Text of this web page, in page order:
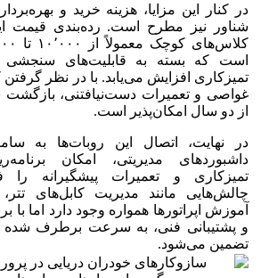
در کنار این مزایا، هزینه خرید و
شناور نیز مطرح است. رده‌بندی قیمت
است که بسته به قابلیت‌های سنجشی
تمیزکاری افزایش می‌یابد. با در نظر
غواصی و تعمیرات دست‌نیافتنی، بازگشت
از دو سال امکان‌پذیر است.
در نهایت، اتصال این روبات‌ها به
داشبوردهای مدیریتی، امکان
تمیزکاری و تعمیرات پیشگیرانه را
چالش‌هایی مانند مدیریت کابل‌های
آموزش اپراتورها همواره وجود دارد اما با
و پشتیبانی فنی، به سرعت برطرف شده
تضمین می‌شود.